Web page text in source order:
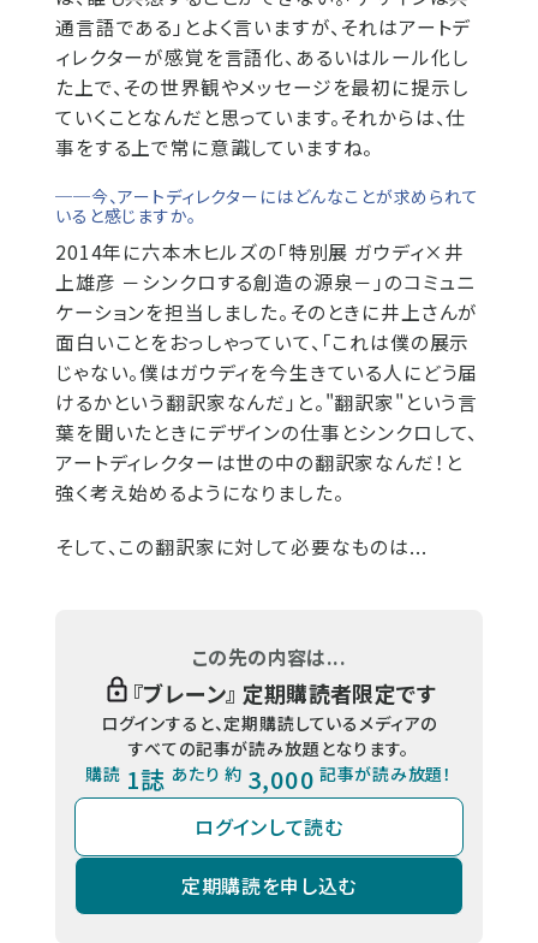
通言語である」とよく言いますが、それはアートデ
ィレクターが感覚を言語化、あるいはルール化し
た上で、その世界観やメッセージを最初に提示し
ていくことなんだと思っています。それからは、仕
事をする上で常に意識していますね。
──今、アートディレクターにはどんなことが求められて
いると感じますか。
2014年に六本木ヒルズの「特別展 ガウディ×井
上雄彦 －シンクロする創造の源泉－」のコミュニ
ケーションを担当しました。そのときに井上さんが
面白いことをおっしゃっていて、「これは僕の展示
じゃない。僕はガウディを今生きている人にどう届
けるかという翻訳家なんだ」と。"翻訳家"という言
葉を聞いたときにデザインの仕事とシンクロして、
アートディレクターは世の中の翻訳家なんだ！と
強く考え始めるようになりました。
そして、この翻訳家に対して必要なものは...
この先の内容は...
『ブレーン』 定期購読者限定です
ログインすると、定期購読しているメディアの
すべての記事が読み放題となります。
購読 1誌 あたり 約 3,000 記事が読み放題！
ログインして読む
定期購読を申し込む